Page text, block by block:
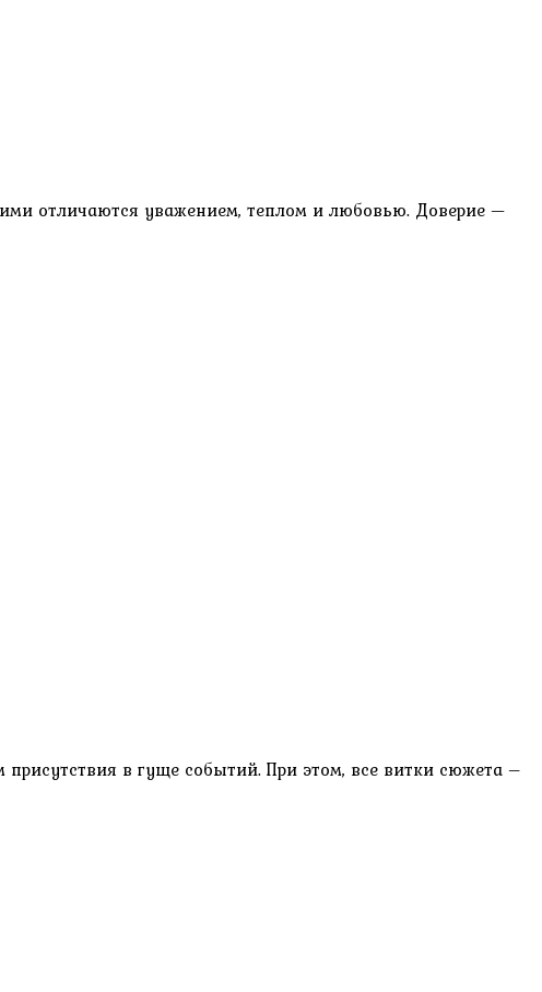
отличаются уважением, теплом и любовью. Доверие —
присутствия в гуще событий. При этом, все витки сюжета –